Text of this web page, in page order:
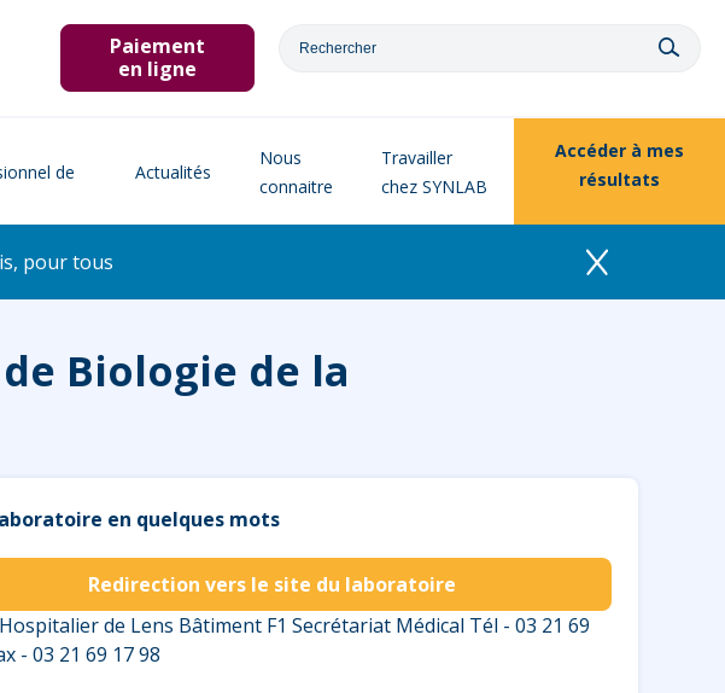
Paiement
en ligne
de
Actualités
Nous
connaitre
Travailler
chez SYNLAB
Accéder à mes
résultats
pour tous
Biologie de la
en quelques mots
Redirection vers le site du laboratoire
de Lens Bâtiment F1 Secrétariat Médical Tél - 03 21 69
- 03 21 69 17 98